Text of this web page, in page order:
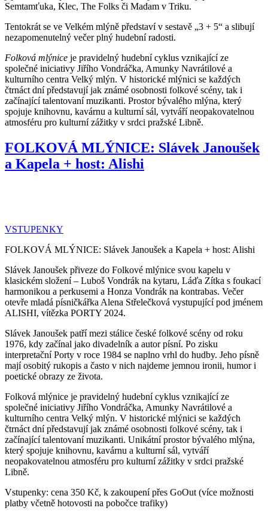
Semtamťuka, Klec, The Folks či Madam v Triku.
Tentokrát se ve Velkém mlýně představí v sestavě „3 + 5“ a slibují
nezapomenutelný večer plný hudební radosti.
Folková mlýnice je pravidelný hudební cyklus vznikající ze
společné iniciativy Jiřího Vondráčka, Amunky Navrátilové a
kulturního centra Velký mlýn. V historické mlýnici se každých
čtrnáct dní představují jak známé osobnosti folkové scény, tak i
začínající talentovaní muzikanti. Prostor bývalého mlýna, který
spojuje knihovnu, kavárnu a kulturní sál, vytváří neopakovatelnou
atmosféru pro kulturní zážitky v srdci pražské Libně.
FOLKOVÁ MLÝNICE: Slávek Janoušek
a Kapela + host: Alishi
VSTUPENKY
FOLKOVÁ MLÝNICE: Slávek Janoušek a Kapela + host: Alishi
Slávek Janoušek přiveze do Folkové mlýnice svou kapelu v
klasickém složení – Luboš Vondrák na kytaru, Láďa Zítka s foukací
harmonikou a perkusemi a Honza Vondrák na kontrabas. Večer
otevře mladá písničkářka Alena Střelečková vystupující pod jménem
ALISHI, vítězka PORTY 2024.
Slávek Janoušek patří mezi stálice české folkové scény od roku
1976, kdy začínal jako divadelník a autor písní. Po zisku
interpretační Porty v roce 1984 se naplno vrhl do hudby. Jeho písně
mají osobitý rukopis a často v nich najdeme jemnou ironii, humor i
poetické obrazy ze života.
Folková mlýnice je pravidelný hudební cyklus vznikající ze
společné iniciativy Jiřího Vondráčka, Amunky Navrátilové a
kulturního centra Velký mlýn. V historické mlýnici se každých
čtrnáct dní představují jak známé osobnosti folkové scény, tak i
začínající talentovaní muzikanti. Unikátní prostor bývalého mlýna,
který spojuje knihovnu, kavárnu a kulturní sál, vytváří
neopakovatelnou atmosféru pro kulturní zážitky v srdci pražské
Libně.
Vstupenky: cena 350 Kč, k zakoupení přes GoOut (více možnosti
platby včetně hotovosti na pobočce trafiky)